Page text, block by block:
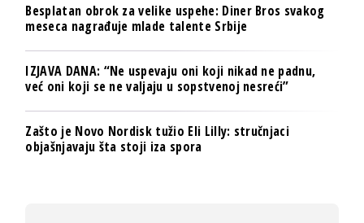
Besplatan obrok za velike uspehe: Diner Bros svakog
meseca nagrađuje mlade talente Srbije
IZJAVA DANA: “Ne uspevaju oni koji nikad ne padnu,
već oni koji se ne valjaju u sopstvenoj nesreći”
Zašto je Novo Nordisk tužio Eli Lilly: stručnjaci
objašnjavaju šta stoji iza spora